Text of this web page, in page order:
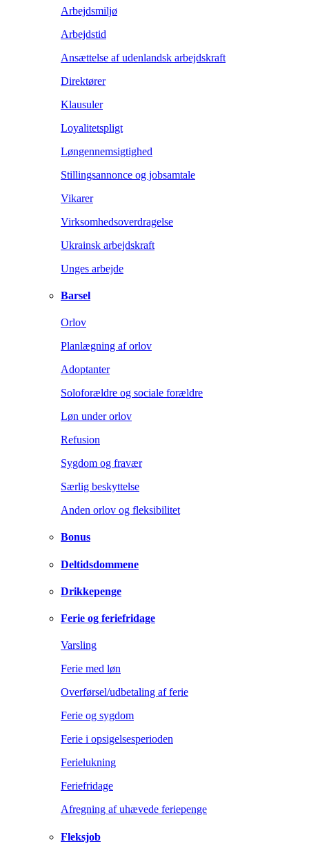
Arbejdsmiljø
Arbejdstid
Ansættelse af udenlandsk arbejdskraft
Direktører
Klausuler
Loyalitetspligt
Løngennemsigtighed
Stillingsannonce og jobsamtale
Vikarer
Virksomhedsoverdragelse
Ukrainsk arbejdskraft
Unges arbejde
Barsel
Orlov
Planlægning af orlov
Adoptanter
Soloforældre og sociale forældre
Løn under orlov
Refusion
Sygdom og fravær
Særlig beskyttelse
Anden orlov og fleksibilitet
Bonus
Deltidsdommene
Drikkepenge
Ferie og feriefridage
Varsling
Ferie med løn
Overførsel/udbetaling af ferie
Ferie og sygdom
Ferie i opsigelsesperioden
Ferielukning
Feriefridage
Afregning af uhævede feriepenge
Fleksjob